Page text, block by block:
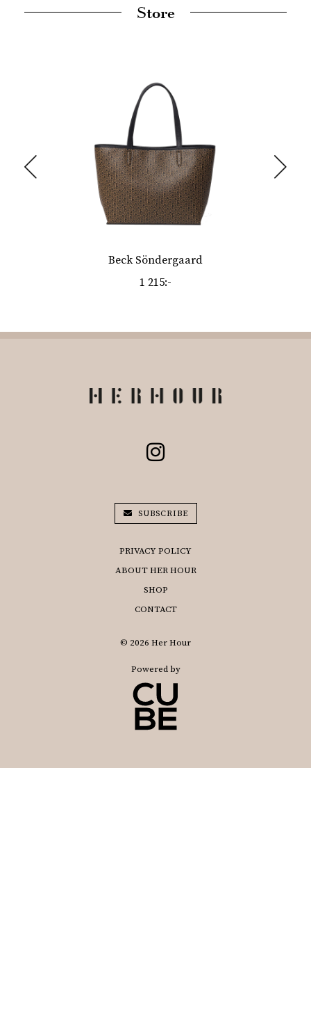
Store
Beck Söndergaard
1 215:-
PRIVACY POLICY
ABOUT HER HOUR
SUBSCRIBE
SHOP
CONTACT
© 2026 Her Hour
Powered by